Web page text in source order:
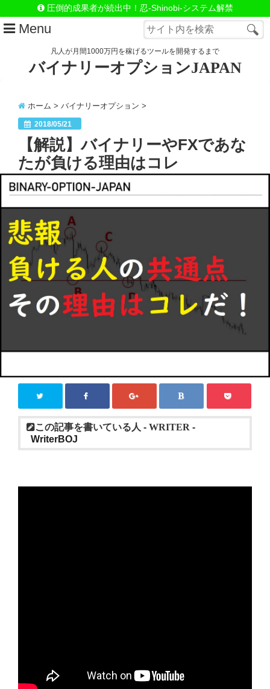
圧倒的成果者が続出中！忍-Shinobi-システム解禁
Menu
はじめての方へ
忍システム詳細
忍=極-システム詳細
忍＆極セットで手に入れる
自動売買システムSnake
Close
凡人が月間1000万円を稼げるツールを開発するまで
バイナリーオプションJAPAN
ホーム > バイナリーオプション >
2018/05/21
【解説】バイナリーやFXであな
たが負ける理由はコレ
この記事を書いている人 - WRITER -
WriterBOJ